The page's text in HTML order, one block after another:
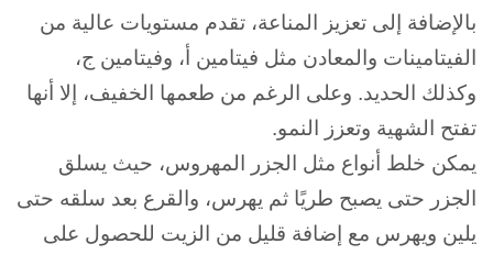
بالإضافة إلى تعزيز المناعة، تقدم مستويات عالية من
الفيتامينات والمعادن مثل فيتامين أ، وفيتامين ج،
وكذلك الحديد. وعلى الرغم من طعمها الخفيف، إلا أنها
تفتح الشهية وتعزز النمو.
يمكن خلط أنواع مثل الجزر المهروس، حيث يسلق
الجزر حتى يصبح طريًا ثم يهرس، والقرع بعد سلقه حتى
يلين ويهرس مع إضافة قليل من الزيت للحصول على